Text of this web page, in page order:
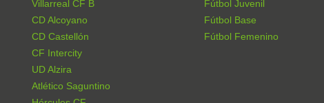
Villarreal CF B
CD Alcoyano
CD Castellón
CF Intercity
UD Alzira
Atlético Saguntino
Fútbol Juvenil
Fútbol Base
Fútbol Femenino